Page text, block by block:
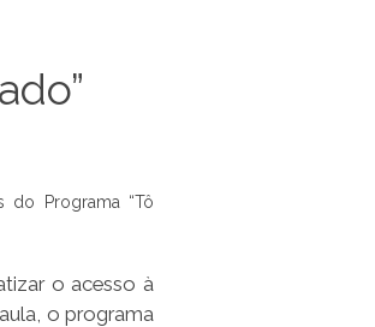
do Programa “Tô
o acesso à
o programa